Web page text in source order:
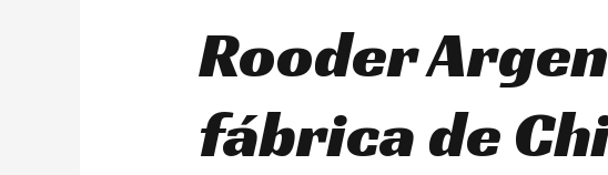
Rooder
fábrica de